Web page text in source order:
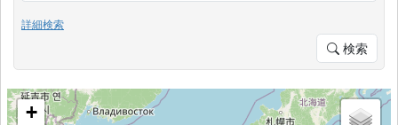
詳細検索
検索
+